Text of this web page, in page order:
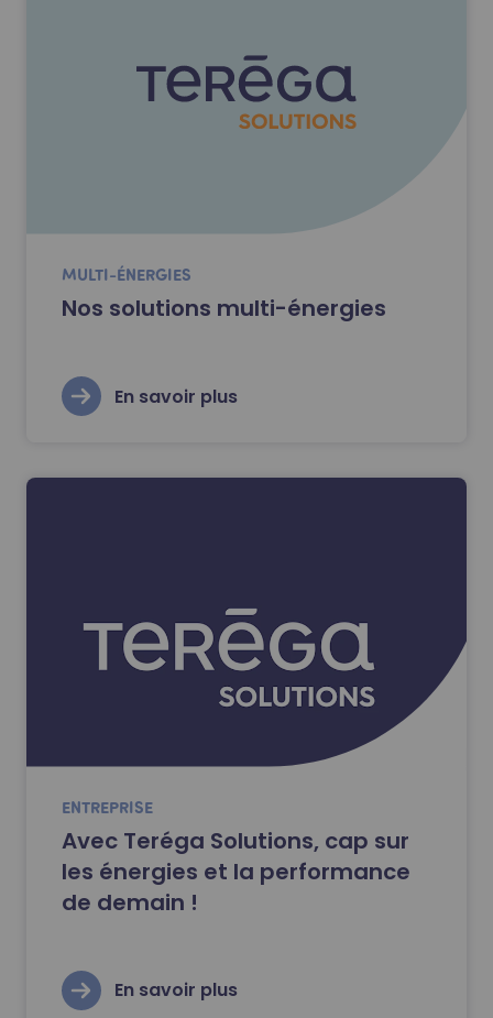
MULTI-ÉNERGIES
Nos solutions multi-énergies
En savoir plus
ENTREPRISE
Avec Teréga Solutions, cap sur
les énergies et la performance
de demain !
En savoir plus